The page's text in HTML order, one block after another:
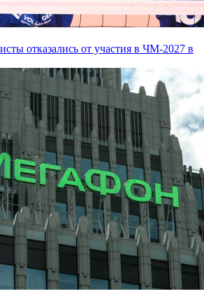
отказались от участия в ЧМ-2027 в